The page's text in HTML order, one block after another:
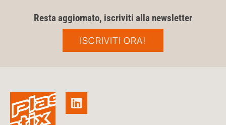
Resta aggiornato, iscriviti alla newsletter
ISCRIVITI ORA!